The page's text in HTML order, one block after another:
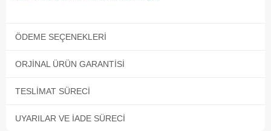
ÖDEME SEÇENEKLERI
ORJINAL ÜRÜN GARANTISI
TESLIMAT SÜRECI
UYARILAR VE İADE SÜRECI